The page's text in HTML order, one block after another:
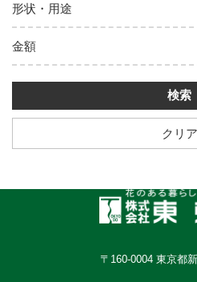
形状・用途
金額
クリア
〒160-0004 東京都